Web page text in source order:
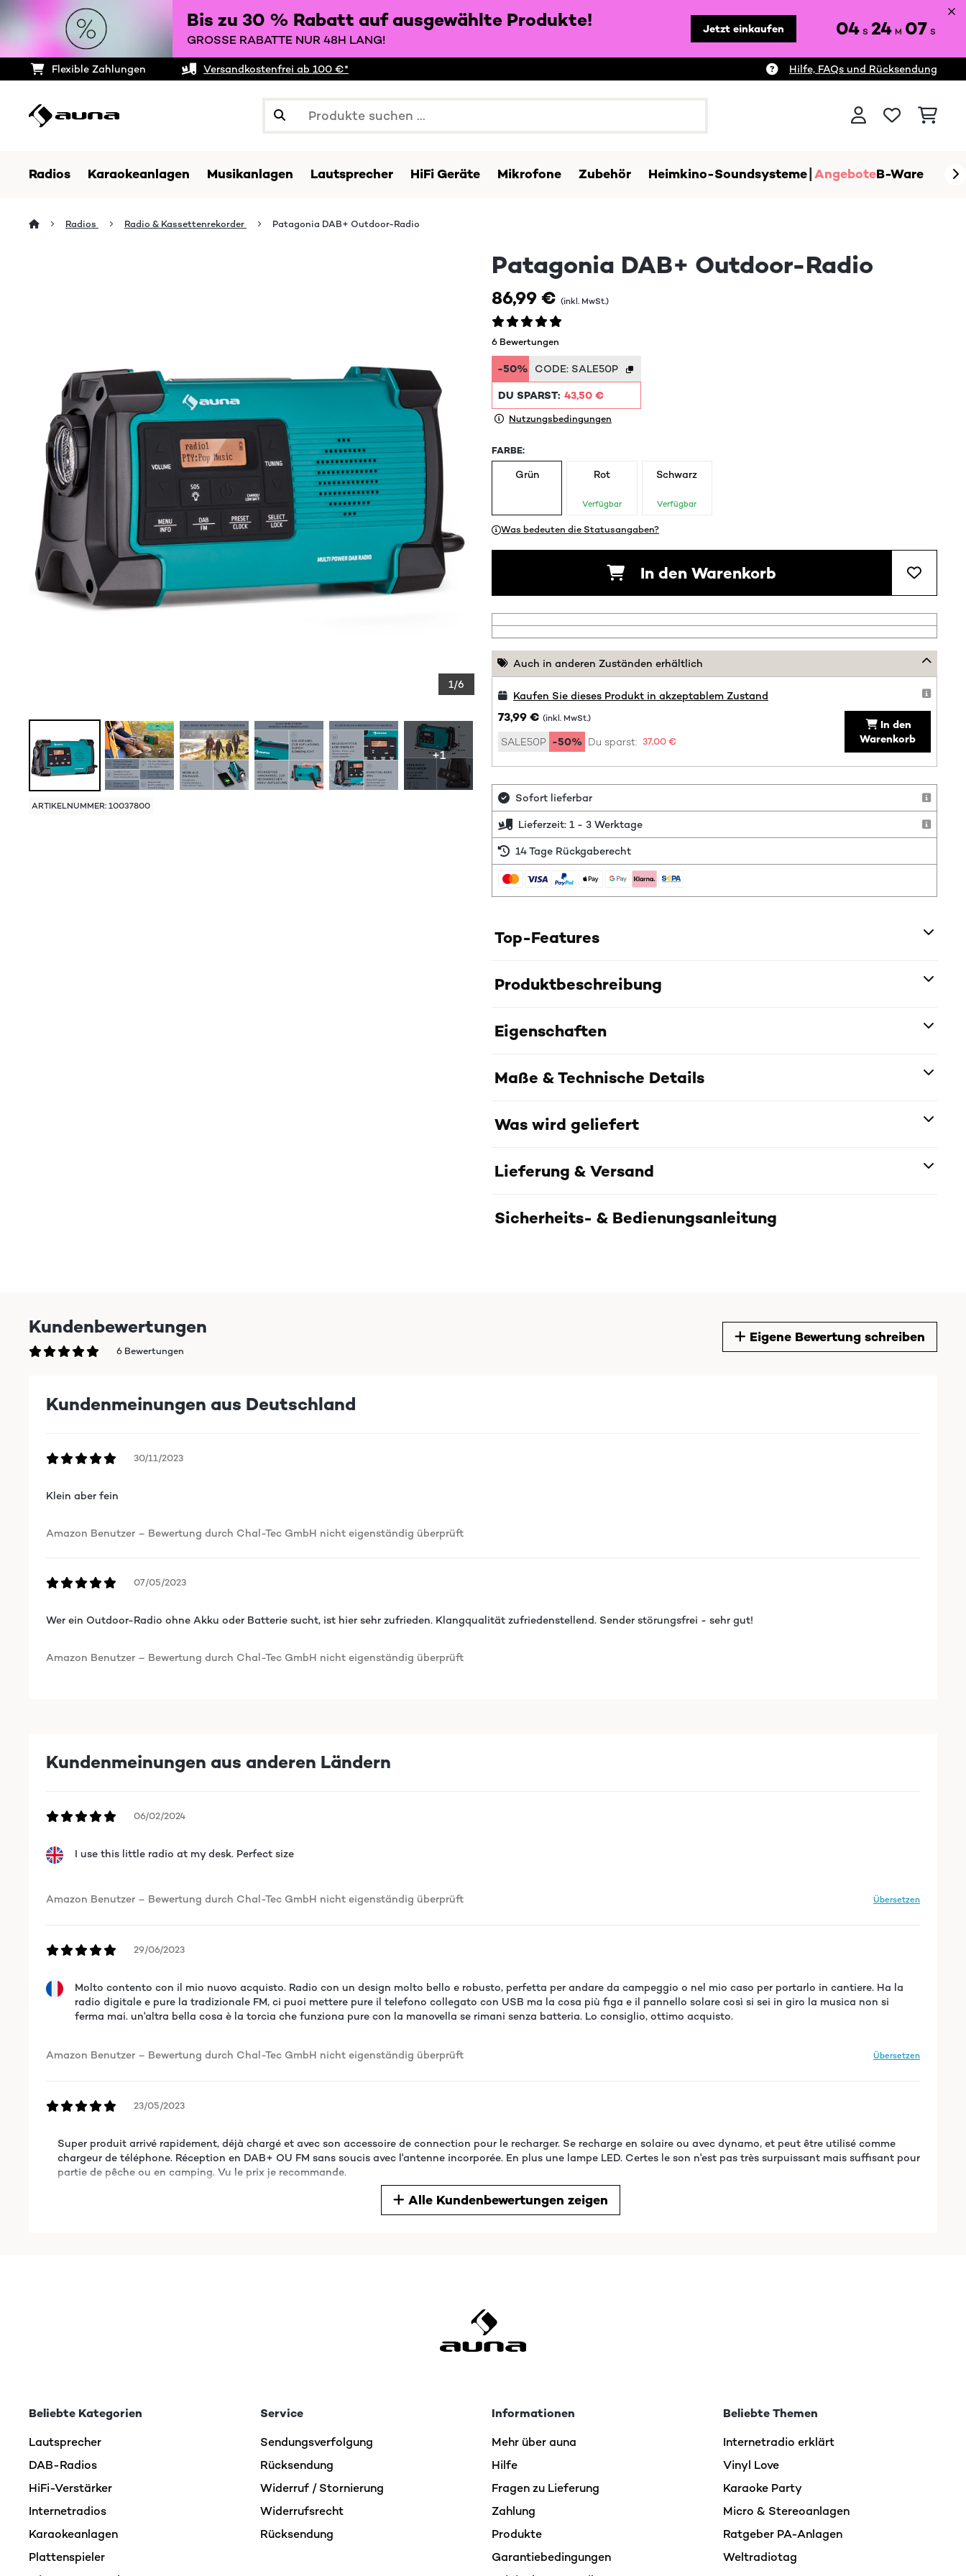
Bis zu 30 % Rabatt auf ausgewählte Produkte!
GROSSE RABATTE NUR 48H LANG!
Jetzt einkaufen 04 S 24 M 06 S
Flexible Zahlungen Versandkostenfrei ab 100 €* Hilfe, FAQs und Rücksendung
Radios Karaokeanlagen Musikanlagen Lautsprecher HiFi Geräte Mikrofone Zubehör Heimkino-Soundsysteme AngeboteB-Ware
Radios Radio & Kassettenrekorder Patagonia DAB+ Outdoor-Radio
1/6
+1
ARTIKELNUMMER: 10037800
Patagonia DAB+ Outdoor-Radio
86,99 € (inkl. MwSt.)
6 Bewertungen
-50% CODE: SALE50P
DU SPARST: 43,50 €
Nutzungsbedingungen
FARBE:
Grün Rot
Verfügbar
Schwarz
Verfügbar
Was bedeuten die Statusangaben?
In den Warenkorb
Auch in anderen Zuständen erhältlich
Kaufen Sie dieses Produkt in akzeptablem Zustand
73,99 € (inkl. MwSt.)
SALE50P -50% Du sparst: 37,00 €
In den
Warenkorb
Sofort lieferbar
Lieferzeit: 1 - 3 Werktage
14 Tage Rückgaberecht
Top-Features
Produktbeschreibung
Eigenschaften
Maße & Technische Details
Was wird geliefert
Lieferung & Versand
Sicherheits- & Bedienungsanleitung
Kundenbewertungen
6 Bewertungen
Eigene Bewertung schreiben
Kundenmeinungen aus Deutschland
30/11/2023
Klein aber fein
Amazon Benutzer – Bewertung durch Chal-Tec GmbH nicht eigenständig überprüft
07/05/2023
Wer ein Outdoor-Radio ohne Akku oder Batterie sucht, ist hier sehr zufrieden. Klangqualität zufriedenstellend. Sender störungsfrei - sehr gut!
Amazon Benutzer – Bewertung durch Chal-Tec GmbH nicht eigenständig überprüft
Kundenmeinungen aus anderen Ländern
06/02/2024
I use this little radio at my desk. Perfect size
Amazon Benutzer – Bewertung durch Chal-Tec GmbH nicht eigenständig überprüft Übersetzen
29/06/2023
Molto contento con il mio nuovo acquisto. Radio con un design molto bello e robusto, perfetta per andare da campeggio o nel mio caso per portarlo in cantiere. Ha la
radio digitale e pure la tradizionale FM, ci puoi mettere pure il telefono collegato con USB ma la cosa più figa e il pannello solare così si sei in giro la musica non si
ferma mai. un'altra bella cosa è la torcia che funziona pure con la manovella se rimani senza batteria. Lo consiglio, ottimo acquisto.
Amazon Benutzer – Bewertung durch Chal-Tec GmbH nicht eigenständig überprüft Übersetzen
23/05/2023
Super produit arrivé rapidement, déjà chargé et avec son accessoire de connection pour le recharger. Se recharge en solaire ou avec dynamo, et peut être utilisé comme
chargeur de téléphone. Réception en DAB+ OU FM sans soucis avec l'antenne incorporée. En plus une lampe LED. Certes le son n'est pas très surpuissant mais suffisant pour
partie de pêche ou en camping. Vu le prix je recommande.
aparato en movimiento y con el cable está genial. Pero luego descubrimos que también carga con luz solar porque tiene un mini panel solar en la parte de arriba. Además la
batería dura mucho. Tiene una luz que se carga manualmente con manivela, también tiene para conectar USB, antena para sintonizar la radio... Me parece muy práctica y
Alle Kundenbewertungen zeigen
Beliebte Kategorien
Lautsprecher
DAB-Radios
HiFi-Verstärker
Internetradios
Karaokeanlagen
Plattenspieler
Service
Sendungsverfolgung
Rücksendung
Widerruf / Stornierung
Widerrufsrecht
Rücksendung
Informationen
Mehr über auna
Hilfe
Fragen zu Lieferung
Zahlung
Produkte
Garantiebedingungen
Beliebte Themen
Internetradio erklärt
Vinyl Love
Karaoke Party
Micro & Stereoanlagen
Ratgeber PA-Anlagen
Weltradiotag